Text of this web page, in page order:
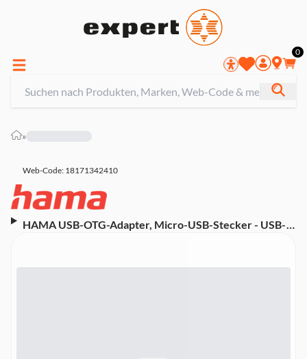
0
»
Web-Code: 18171342410
HAMA USB-OTG-Adapter, Micro-USB-Stecker - USB-